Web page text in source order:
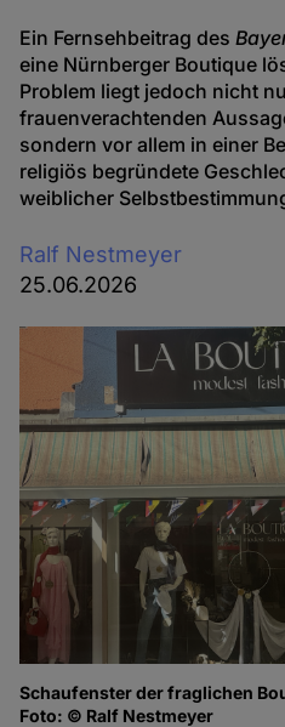
Ein Fernsehbeitrag des
eine Nürnberger Boutique
Problem liegt jedoch nicht
frauenverachtenden
sondern vor allem in einer
religiös begründete
weiblicher
Ralf Nestmeyer
25.06.2026
Schaufenster der fraglichen
Foto: © Ralf Nestmeyer